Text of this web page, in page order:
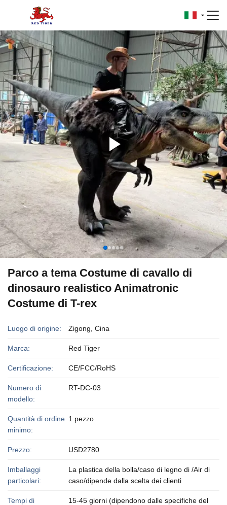
Parco a tema Costume di cavallo di
dinosauro realistico Animatronic
Costume di T-rex
Luogo di origine: Zigong, Cina
Marca: Red Tiger
Certificazione: CE/FCC/RoHS
Numero di
modello:
RT-DC-03
Quantità di ordine
minimo:
1 pezzo
Prezzo: USD2780
Imballaggi
particolari:
La plastica della bolla/caso di legno di /Air di
caso/dipende dalla scelta dei clienti
Tempi di
15-45 giorni (dipendono dalle specifiche del